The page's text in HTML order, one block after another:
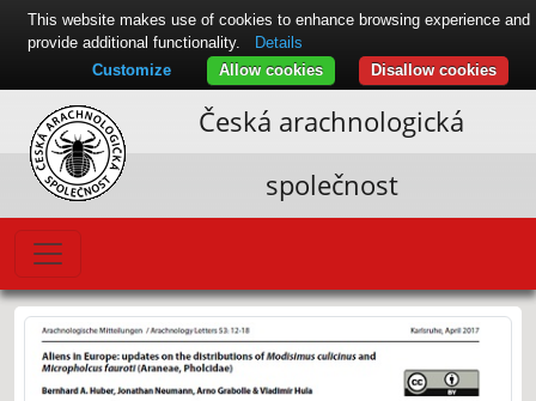
Česká arachnologická
společnost
This website makes use of cookies to enhance browsing experience and
provide additional functionality.
Details
Disallow cookies
Allow cookies
Customize